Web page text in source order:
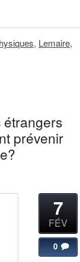
, Lemaire,
étrangers
prévenir
7
FÉV
0